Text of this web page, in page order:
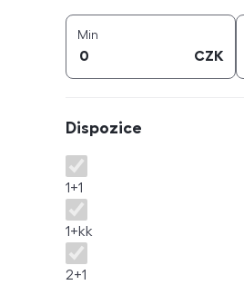
Min
CZK
Dispozice
Dispozice
1+1
1+kk
2+1